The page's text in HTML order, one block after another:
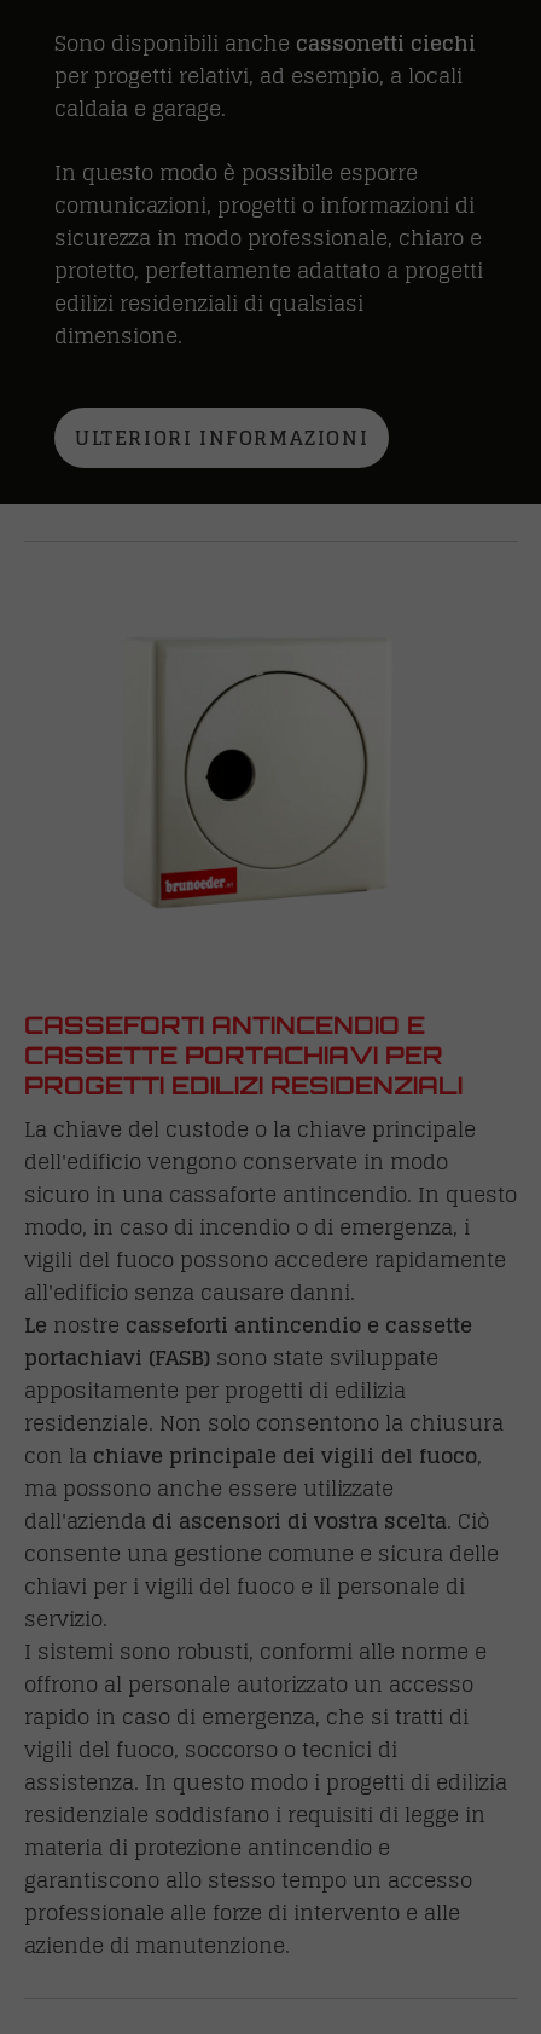
Sono disponibili anche cassonetti ciechi
per progetti relativi, ad esempio, a locali
caldaia e garage.
In questo modo è possibile esporre
comunicazioni, progetti o informazioni di
sicurezza in modo professionale, chiaro e
protetto, perfettamente adattato a progetti
edilizi residenziali di qualsiasi
dimensione.
ULTERIORI INFORMAZIONI
CASSEFORTI ANTINCENDIO E
CASSETTE PORTACHIAVI PER
PROGETTI EDILIZI RESIDENZIALI
La chiave del custode o la chiave principale
dell'edificio vengono conservate in modo
sicuro in una cassaforte antincendio. In questo
modo, in caso di incendio o di emergenza, i
vigili del fuoco possono accedere rapidamente
all'edificio senza causare danni.
Le nostre casseforti antincendio e cassette
portachiavi (FASB)sono state sviluppate
appositamente per progetti di edilizia
residenziale. Non solo consentono la chiusura
con lachiave principale dei vigili del fuoco,
ma possono anche essere utilizzate
dall'aziendadi ascensori di vostra scelta. Ciò
consente una gestione comune e sicura delle
chiavi per i vigili del fuoco e il personale di
servizio.
I sistemi sono robusti, conformi alle norme e
offrono al personale autorizzato un accesso
rapido in caso di emergenza, che si tratti di
vigili del fuoco, soccorso o tecnici di
assistenza. In questo modo i progetti di edilizia
residenziale soddisfano i requisiti di legge in
materia di protezione antincendio e
garantiscono allo stesso tempo un accesso
professionale alle forze di intervento e alle
aziende di manutenzione.